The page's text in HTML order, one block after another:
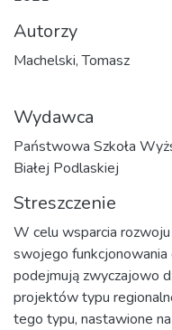
Autorzy
Machelski, Tomasz
Wydawca
Państwowa Szkoła
Białej Podlaskiej
Streszczenie
W celu wsparcia
swojego
podejmują zwyczajowo
projektów typu
tego typu, nastawione